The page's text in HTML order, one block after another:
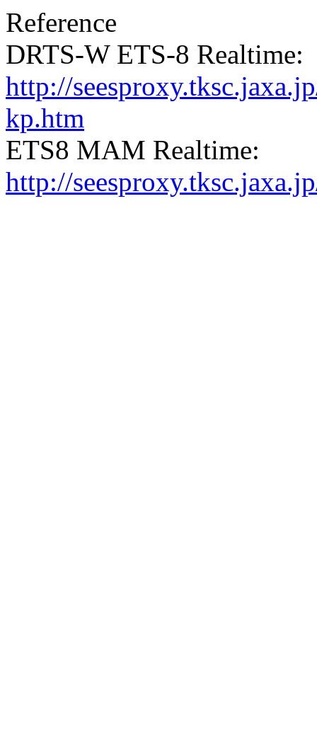
Reference
DRTS-W ETS-8 Realtime:
http://
kp.htm
ETS8 MAM Realtime:
http://